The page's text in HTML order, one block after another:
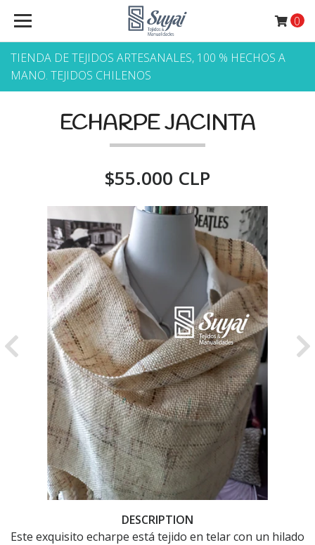
TIENDA DE TEJIDOS ARTESANALES, 100 % HECHOS A
MANO. TEJIDOS CHILENOS
0
ECHARPE JACINTA
$55.000 CLP
Previous
DESCRIPTION
Este exquisito echarpe está tejido en telar con un hilado